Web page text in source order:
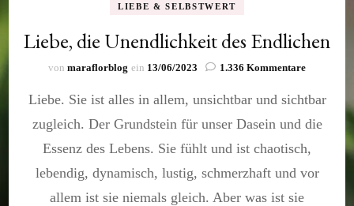
LIEBE & SELBSTWERT
Liebe, die Unendlichkeit des Endlichen
von maraflorblog ein 13/06/2023 1.336 Kommentarezu
die
des
Endlichen
Liebe. Sie ist alles in allem, unsichtbar und sichtbar
zugleich. Der Grundstein für unser Dasein und die
Essenz des Lebens. Sie fühlt und ist chaotisch,
lebendig, dynamisch, lustig, schmerzhaft und vor
allem ist sie niemals gleich. Aber was ist sie